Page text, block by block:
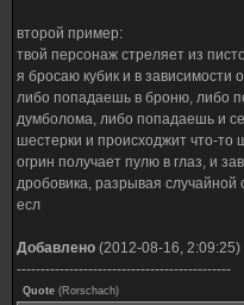
второй пример:
твой персонаж стреляет из
я бросаю кубик и в зависимости
либо попадаешь в броню, либо
думболома, либо попадаешь и
шестерки и происходжит что-
огрин получает пулю в глаз, и
дробовика, разрывая случайной
есл
Добавлено (2012-08-16, 2:09:25)
---------------------------------------------
Quote (Rorschach)